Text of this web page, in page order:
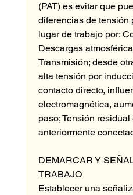
(PAT) es evitar que
diferencias de tensión
lugar de trabajo por:
Descargas
Transmisión; desde
alta tensión por
contacto directo,
electromagnética,
paso; Tensión
anteriormente
DEMARCAR Y
TRABAJO
Establecer una